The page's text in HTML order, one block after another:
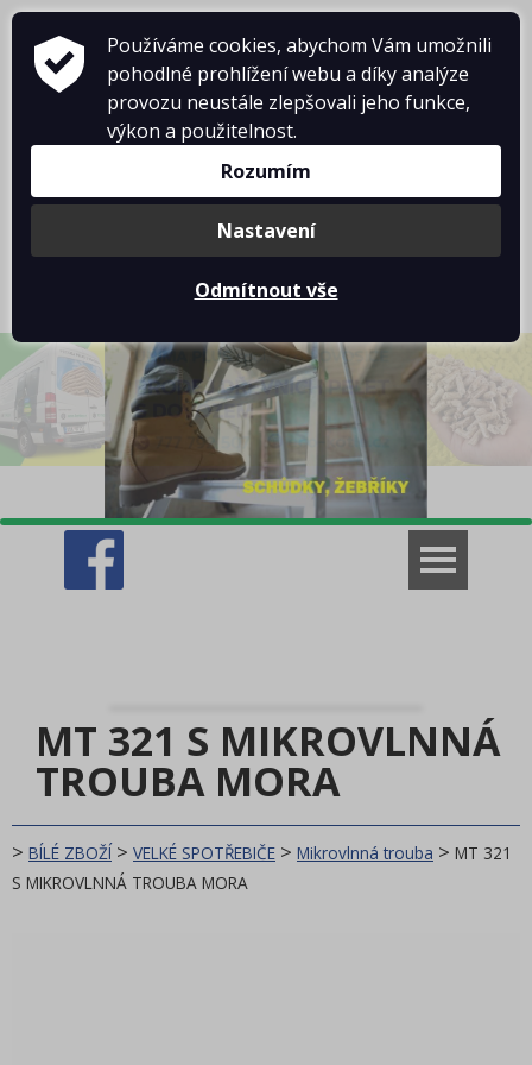
Košík je prázdný
VELKÉ SPOTŘEBIČE
Ohřívač vody
Mikrovlnná trouba
mikrovlnné
MT 321 S MIKROVLNNÁ
TROUBA MORA
> BÍLÉ ZBOŽÍ> VELKÉ SPOTŘEBIČE > Mikrovlnná trouba > MT 321
S MIKROVLNNÁ TROUBA MORA
Používáme cookies, abychom Vám umožnili
pohodlné prohlížení webu a díky analýze
provozu neustále zlepšovali jeho funkce,
výkon a použitelnost.
Rozumím
Nastavení
Odmítnout vše